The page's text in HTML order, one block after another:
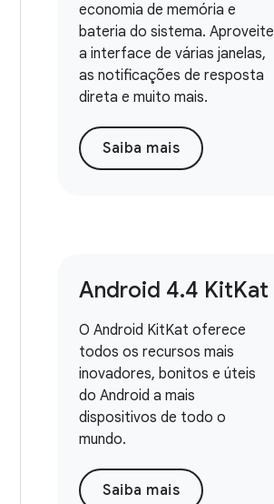
economia de memória e
bateria do sistema. Aproveite
a interface de várias janelas,
as notificações de resposta
direta e muito mais.
Saiba mais
Android 4.4 KitKat
O Android KitKat oferece
todos os recursos mais
inovadores, bonitos e úteis
do Android a mais
dispositivos de todo o
mundo.
Saiba mais